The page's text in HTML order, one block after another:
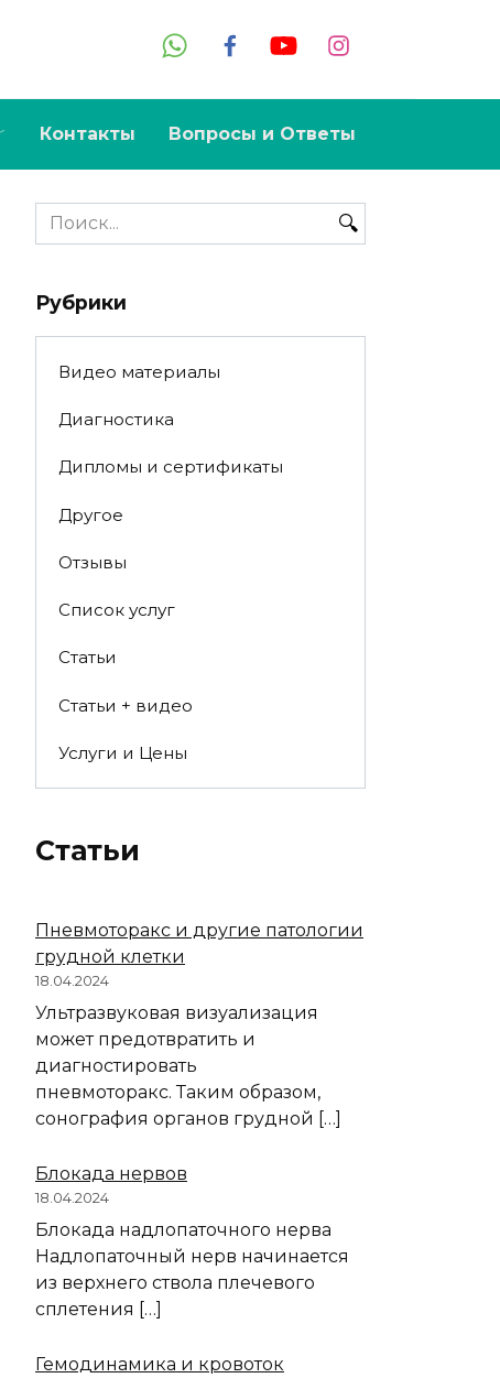
Контакты Вопросы и Ответы
Search
for:
Рубрики
Видео материалы
Диагностика
Дипломы и сертификаты
Другое
Отзывы
Список услуг
Статьи
Статьи + видео
Услуги и Цены
Статьи
Пневмоторакс и другие патологии
грудной клетки
18.04.2024
Ультразвуковая визуализация
может предотвратить и
диагностировать
пневмоторакс. Таким образом,
сонография органов грудной […]
Блокада нервов
18.04.2024
Блокада надлопаточного нерва
Надлопаточный нерв начинается
из верхнего ствола плечевого
сплетения […]
Гемодинамика и кровоток